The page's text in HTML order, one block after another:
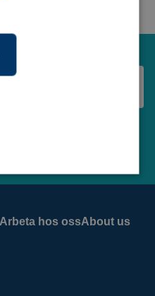
Arbeta hos ossAbout us